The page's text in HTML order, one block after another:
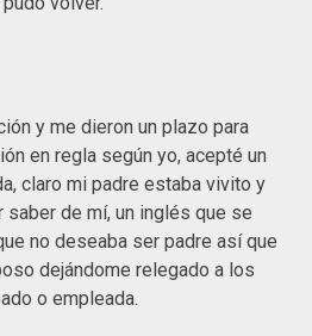
y me dieron un plazo para
en regla según yo, acepté un
claro mi padre estaba vivito y
de mí, un inglés que se
no deseaba ser padre así que
dejándome relegado a los
o empleada.